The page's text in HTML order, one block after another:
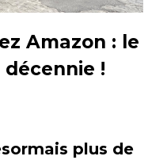
Amazon : le
!
plus de